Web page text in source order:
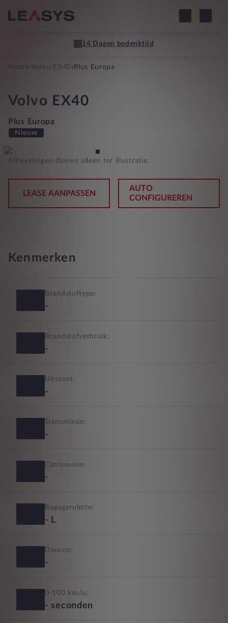
14 Dagen bedenktijd
Home Volvo› EX40› Plus Europa
Volvo EX40
Plus Europa
Nieuw
Afbeeldingen dienen alleen ter illustratie.
LEASE AANPASSEN
AUTO
CONFIGUREREN
Kenmerken
Brandstoftype:
-
Brandstofverbruik:
-
Uitstoot:
-
Transmissie:
-
Carrosserie:
-
Bagageruimte:
- L
Deuren:
-
0-100 km/u:
- seconden